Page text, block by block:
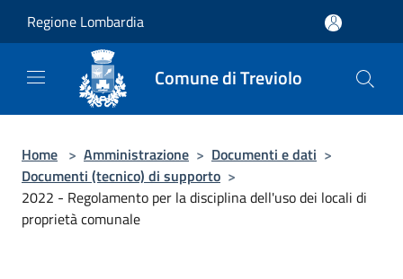
Regione Lombardia
Comune di Treviolo
Home > Amministrazione > Documenti e dati >
Documenti (tecnico) di supporto >
2022 - Regolamento per la disciplina dell'uso dei locali di
proprietà comunale